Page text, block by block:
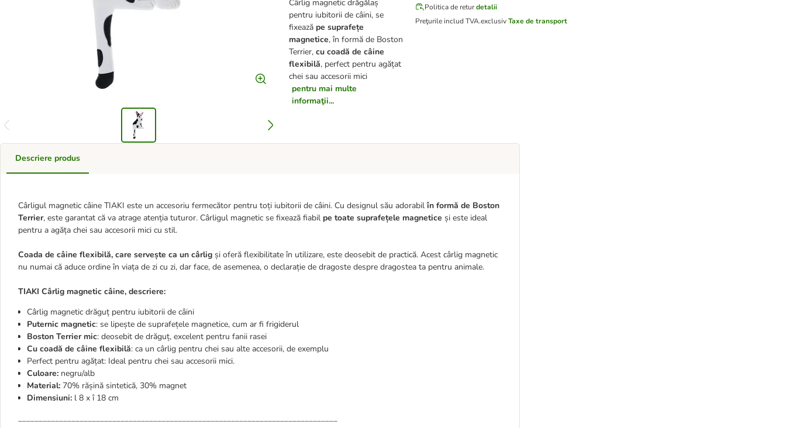
Cârlig magnetic drăgălaș
pentru iubitorii de câini, se
fixează pe suprafețe
magnetice, în formă de Boston
Terrier,cu coadă de câine
flexibilă, perfect pentru agățat
chei sau accesorii mici
pentru mai multe
informaţii...
Politica de retur detalii
Preţurile includ TVA.exclusivTaxe de transport
Descriere produs
Cârligul magnetic câine TIAKI este un accesoriu fermecător pentru toți iubitorii de câini. Cu designul său adorabilîn formă de Boston
Terrier, este garantat că va atrage atenția tuturor. Cârligul magnetic se fixează fiabil pe toate suprafețele magnetice și este ideal
pentru a agăța chei sau accesorii mici cu stil.
Coada de câine flexibilă, care servește ca un cârlig și oferă flexibilitate în utilizare, este deosebit de practică. Acest cârlig magnetic
nu numai că aduce ordine în viața de zi cu zi, dar face, de asemenea, o declarație de dragoste despre dragostea ta pentru animale.
TIAKI Cârlig magnetic câine, descriere:
Cârlig magnetic drăguț pentru iubitorii de câini
Puternic magnetic: se lipește de suprafețele magnetice, cum ar fi frigiderul
Boston Terrier mic: deosebit de drăguț, excelent pentru fanii rasei
Cu coadă de câine flexibilă: ca un cârlig pentru chei sau alte accesorii, de exemplu
Perfect pentru agățat: Ideal pentru chei sau accesorii mici.
Culoare: negru/alb
Material: 70% rășină sintetică, 30% magnet
Dimensiuni: l 8 x î 18 cm
______________________________________________________________________________